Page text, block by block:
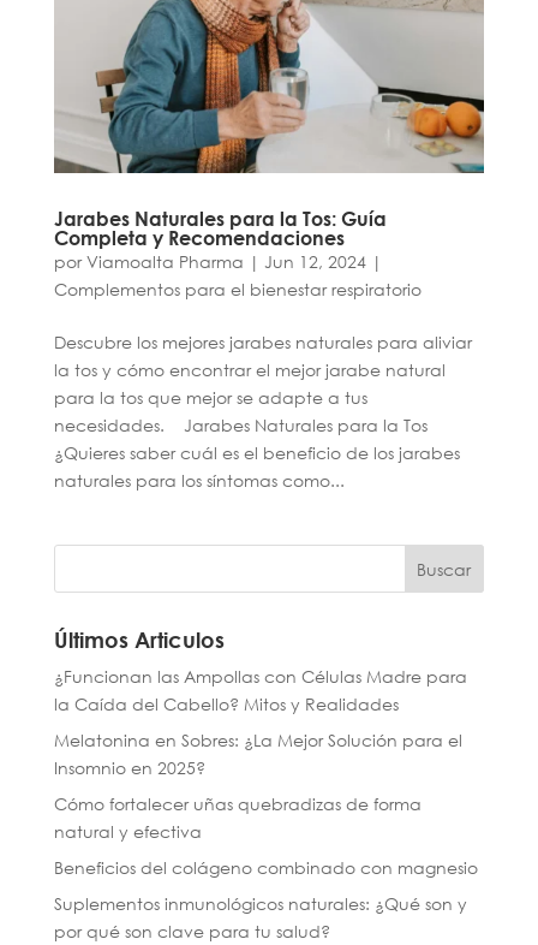
Jarabes Naturales para la Tos: Guía
Completa y Recomendaciones
porViamoalta Pharma | Jun 12, 2024|
Complementos para el bienestar respiratorio
Descubre los mejores jarabes naturales para aliviar
la tos y cómo encontrar el mejor jarabe natural
para la tos que mejor se adapte a tus
necesidades. Jarabes Naturales para la Tos
¿Quieres saber cuál es el beneficio de los jarabes
naturales para los síntomas como...
Buscar
Últimos Articulos
¿Funcionan las Ampollas con Células Madre para
la Caída del Cabello? Mitos y Realidades
Melatonina en Sobres: ¿La Mejor Solución para el
Insomnio en 2025?
Cómo fortalecer uñas quebradizas de forma
natural y efectiva
Beneficios del colágeno combinado con magnesio
Suplementos inmunológicos naturales: ¿Qué son y
por qué son clave para tu salud?